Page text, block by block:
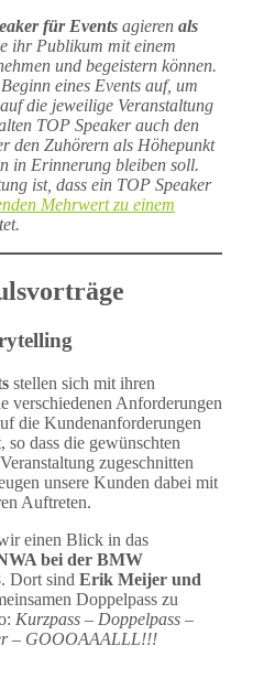
für Events agieren als
ihr Publikum mit einem
und begeistern können.
eines Events auf, um
die jeweilige Veranstaltung
TOP Speaker auch den
den Zuhörern als Höhepunkt
in Erinnerung bleiben soll.
ist, dass ein TOP Speaker
Mehrwert zu einem
stellen sich mit ihren
verschiedenen Anforderungen
die Kundenanforderungen
so dass die gewünschten
zugeschnitten
unsere Kunden dabei mit
Auftreten.
einen Blick in das
bei der BMW
. Dort sind Erik Meijer und
Doppelpass zu
Kurzpass – Doppelpass –
– GOOOAAALLL!!!